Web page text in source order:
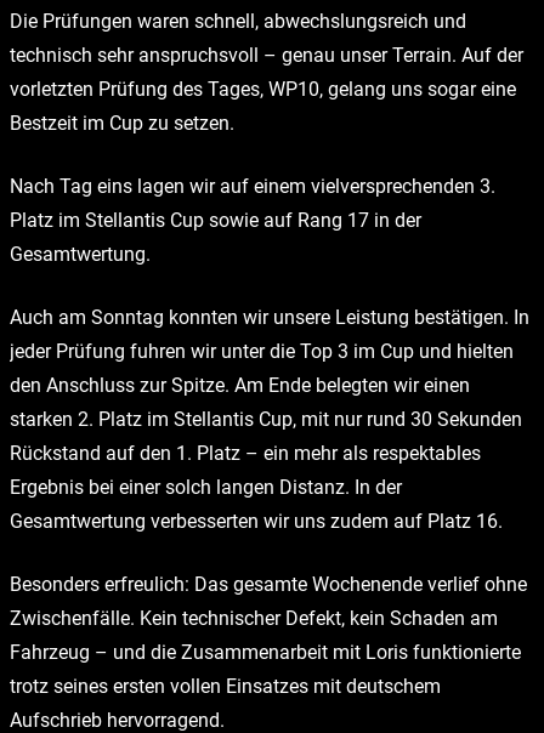
Die Prüfungen waren schnell, abwechslungsreich und
technisch sehr anspruchsvoll – genau unser Terrain. Auf der
vorletzten Prüfung des Tages, WP10, gelang uns sogar eine
Bestzeit im Cup zu setzen.
Nach Tag eins lagen wir auf einem vielversprechenden 3.
Platz im Stellantis Cup sowie auf Rang 17 in der
Gesamtwertung.
Auch am Sonntag konnten wir unsere Leistung bestätigen. In
jeder Prüfung fuhren wir unter die Top 3 im Cup und hielten
den Anschluss zur Spitze. Am Ende belegten wir einen
starken 2. Platz im Stellantis Cup, mit nur rund 30 Sekunden
Rückstand auf den 1. Platz – ein mehr als respektables
Ergebnis bei einer solch langen Distanz. In der
Gesamtwertung verbesserten wir uns zudem auf Platz 16.
Besonders erfreulich: Das gesamte Wochenende verlief ohne
Zwischenfälle. Kein technischer Defekt, kein Schaden am
Fahrzeug – und die Zusammenarbeit mit Loris funktionierte
trotz seines ersten vollen Einsatzes mit deutschem
Aufschrieb hervorragend.